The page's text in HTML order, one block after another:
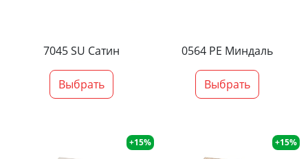
7045 SU Сатин
Выбрать
0564 PE Миндаль
Выбрать
+15% +15%